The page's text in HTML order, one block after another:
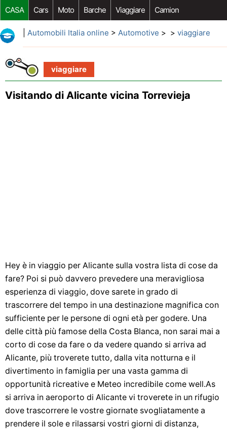
CASA Cars Moto Barche Viaggiare Camion
Riparazione Auto Acquisto Auto Car Opzioni Aftermarket
Automobili Italia online > Automotive > > viaggiare
viaggiare
Visitando di Alicante vicina Torrevieja
Hey è in viaggio per Alicante sulla vostra lista di cose da
fare? Poi si può davvero prevedere una meravigliosa
esperienza di viaggio, dove sarete in grado di
trascorrere del tempo in una destinazione magnifica con
sufficiente per le persone di ogni età per godere. Una
delle città più famose della Costa Blanca, non sarai mai a
corto di cose da fare o da vedere quando si arriva ad
Alicante, più troverete tutto, dalla vita notturna e il
divertimento in famiglia per una vasta gamma di
opportunità ricreative e Meteo incredibile come well.As
si arriva in aeroporto di Alicante vi troverete in un rifugio
dove trascorrere le vostre giornate svogliatamente a
prendere il sole e rilassarsi vostri giorni di distanza,